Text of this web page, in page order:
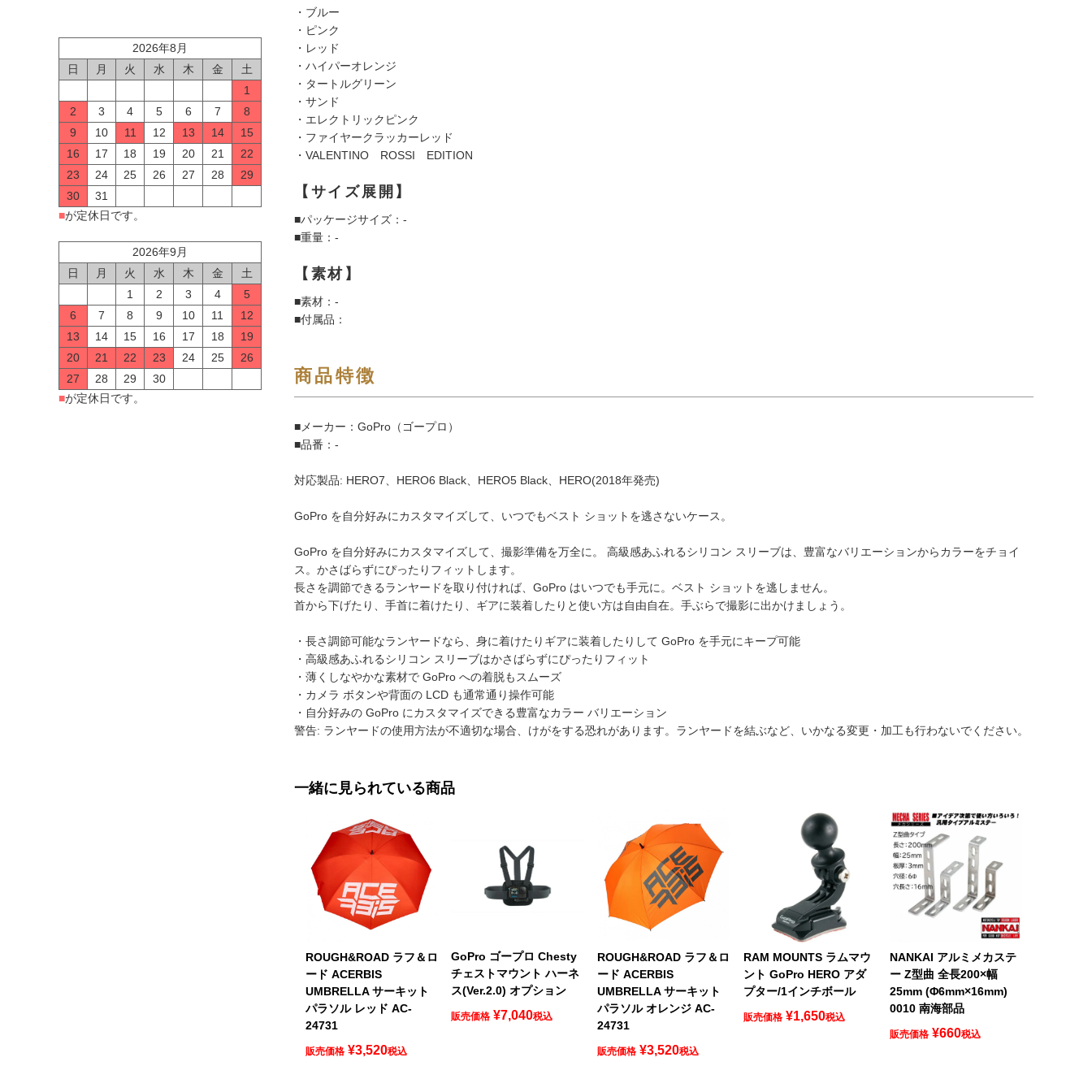
2026年8月
日
月 火 水 木 金
土
1
2
3 4 5 6 7
8
9
10 11 12 13 14
15
16
17 18 19 20 21
22
23
24 25 26 27 28
29
30
31
■が定休日です。
2026年9月
日
月 火 水 木 金
土
1
2 3 4
5
6
7 8 9 10 11
12
13
14 15 16 17 18
19
20
21 22 23 24 25
26
27
28 29
30
■が定休日です。
・ブルー
・ピンク
・レッド
・ハイパーオレンジ
・タートルグリーン
・サンド
・エレクトリックピンク
・ファイヤークラッカーレッド
・VALENTINO ROSSI EDITION
【サイズ展開】
■パッケージサイズ：-
■重量：-
【素材】
■素材：-
■付属品：
商品特徴
■メーカー：GoPro（ゴープロ）
■品番：-
対応製品: HERO7、HERO6 Black、HERO5 Black、HERO(2018年発売)
GoPro を自分好みにカスタマイズして、いつでもベスト ショットを逃さないケース。
GoPro を自分好みにカスタマイズして、撮影準備を万全に。 高級感あふれるシリコン スリーブは、豊富なバリエーションからカラーをチョイ
ス。かさばらずにぴったりフィットします。
長さを調節できるランヤードを取り付ければ、GoPro はいつでも手元に。ベスト ショットを逃しません。
首から下げたり、手首に着けたり、ギアに装着したりと使い方は自由自在。手ぶらで撮影に出かけましょう。
・長さ調節可能なランヤードなら、身に着けたりギアに装着したりして GoPro を手元にキープ可能
・高級感あふれるシリコン スリーブはかさばらずにぴったりフィット
・薄くしなやかな素材で GoPro への着脱もスムーズ
・カメラ ボタンや背面の LCD も通常通り操作可能
・自分好みの GoPro にカスタマイズできる豊富なカラー バリエーション
警告: ランヤードの使用方法が不適切な場合、けがをする恐れがあります。ランヤードを結ぶなど、いかなる変更・加工も行わないでください。
一緒に見られている商品
ROUGH&ROAD ラフ＆ロ
ード ACERBIS
UMBRELLA サーキット
パラソル レッド AC-
24731
販売価格 ¥3,520税込
GoPro ゴープロ Chesty
チェストマウント ハーネ
ス(Ver.2.0) オプション
販売価格 ¥7,040税込
ROUGH&ROAD ラフ＆ロ
ード ACERBIS
UMBRELLA サーキット
パラソル オレンジ AC-
24731
販売価格 ¥3,520税込
RAM MOUNTS ラムマウ
ント GoPro HERO アダ
プター/1インチボール
販売価格 ¥1,650税込
NANKAI アルミメカステ
ー Z型曲 全長200×幅
25mm (Φ6mm×16mm)
0010 南海部品
販売価格 ¥660税込